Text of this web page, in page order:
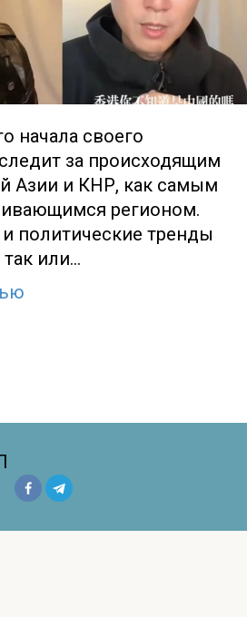
начала своего
за происходящим
Азии и КНР, как самым
регионом.
политические тренды
или…